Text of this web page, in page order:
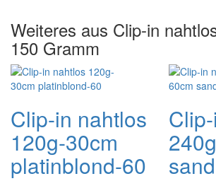
Weiteres aus Clip-in
150 Gramm
Clip-in nahtlos
120g-30cm
platinblond-60